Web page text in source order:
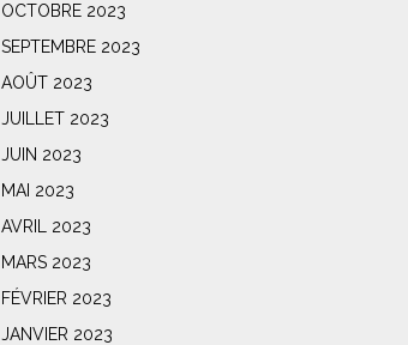
OCTOBRE 2023
SEPTEMBRE 2023
AOÛT 2023
JUILLET 2023
JUIN 2023
MAI 2023
AVRIL 2023
MARS 2023
FÉVRIER 2023
JANVIER 2023